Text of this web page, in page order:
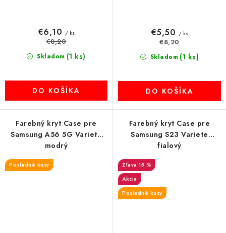
Skladom (1 ks)
€6,10 / ks
€8,20
DO KOŠÍKA
Skladom (1 ks)
€5,50 / ks
€8,20
DO KOŠÍKA
Farebný kryt Case pre
Samsung A56 5G Variete
modrý
Posledné kusy
Farebný kryt Case pre
Samsung S23 Variete
fialový
15 %
Akcia
Posledné kusy